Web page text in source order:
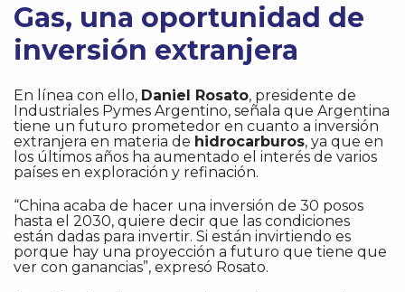
Gas, una oportunidad de
inversión extranjera
En línea con ello, Daniel Rosato, presidente de
Industriales Pymes Argentino, señala que Argentina
tiene un futuro prometedor en cuanto a inversión
extranjera en materia de hidrocarburos, ya que en
los últimos años ha aumentado el interés de varios
países en exploración y refinación.
“China acaba de hacer una inversión de 30 posos
hasta el 2030, quiere decir que las condiciones
están dadas para invertir. Si están invirtiendo es
porque hay una proyección a futuro que tiene que
ver con ganancias”, expresó Rosato.